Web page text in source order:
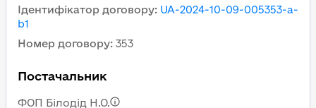
Ідентифікатор договору: UA-2024-10-09-005353-a-
b1
Номер договору: 353
Постачальник
ФОП Білодід Н.О.